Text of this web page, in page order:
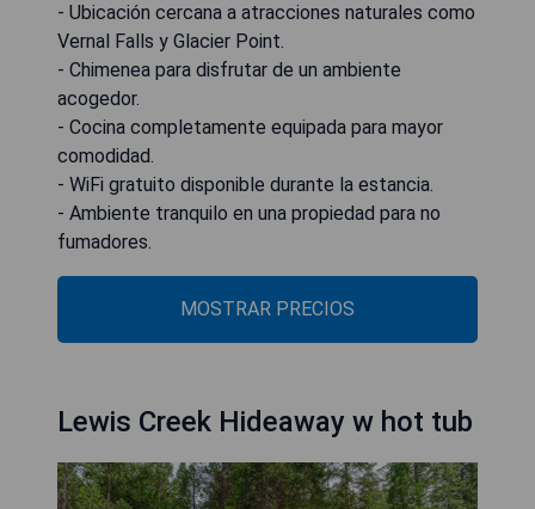
- Ubicación cercana a atracciones naturales como
Vernal Falls y Glacier Point.
- Chimenea para disfrutar de un ambiente
acogedor.
- Cocina completamente equipada para mayor
comodidad.
- WiFi gratuito disponible durante la estancia.
- Ambiente tranquilo en una propiedad para no
fumadores.
MOSTRAR PRECIOS
Lewis Creek Hideaway w hot tub